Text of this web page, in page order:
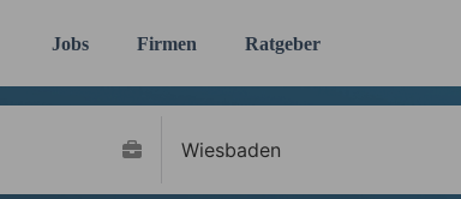
Jobs Firmen Ratgeber